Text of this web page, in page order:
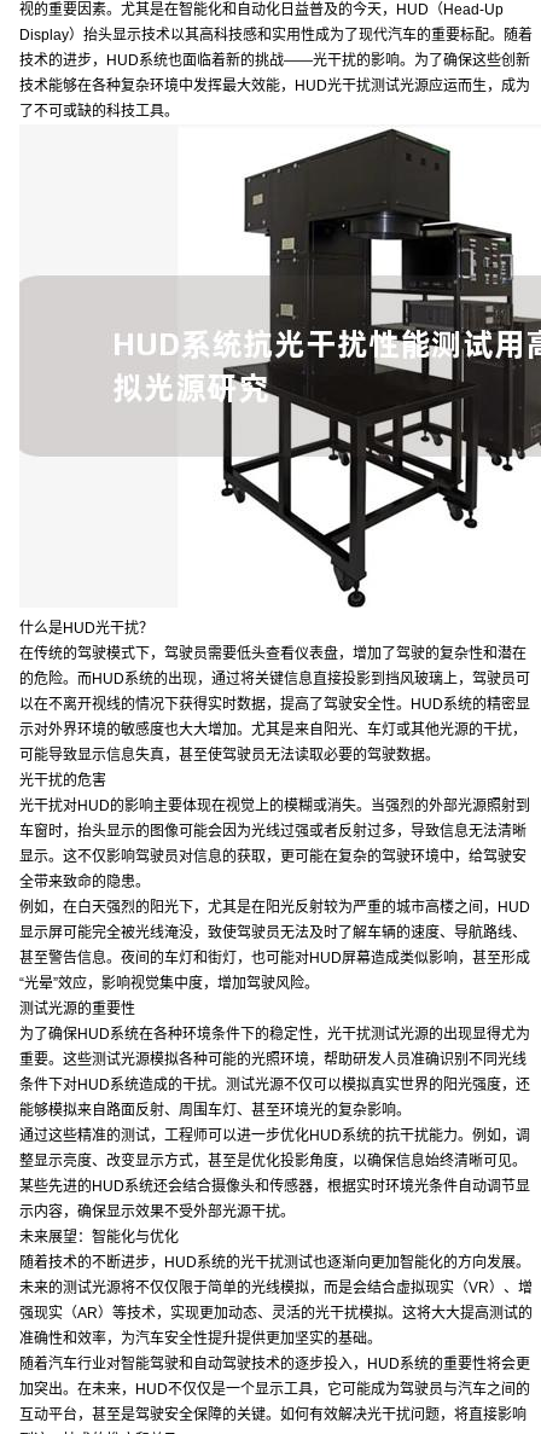
视的重要因素。尤其是在智能化和自动化日益普及的今天，HUD（Head-Up
Display）抬头显示技术以其高科技感和实用性成为了现代汽车的重要标配。随着
技术的进步，HUD系统也面临着新的挑战——光干扰的影响。为了确保这些创新
技术能够在各种复杂环境中发挥最大效能，HUD光干扰测试光源应运而生，成为
了不可或缺的科技工具。
什么是HUD光干扰？
在传统的驾驶模式下，驾驶员需要低头查看仪表盘，增加了驾驶的复杂性和潜在
的危险。而HUD系统的出现，通过将关键信息直接投影到挡风玻璃上，驾驶员可
以在不离开视线的情况下获得实时数据，提高了驾驶安全性。HUD系统的精密显
示对外界环境的敏感度也大大增加。尤其是来自阳光、车灯或其他光源的干扰，
可能导致显示信息失真，甚至使驾驶员无法读取必要的驾驶数据。
光干扰的危害
光干扰对HUD的影响主要体现在视觉上的模糊或消失。当强烈的外部光源照射到
车窗时，抬头显示的图像可能会因为光线过强或者反射过多，导致信息无法清晰
显示。这不仅影响驾驶员对信息的获取，更可能在复杂的驾驶环境中，给驾驶安
全带来致命的隐患。
例如，在白天强烈的阳光下，尤其是在阳光反射较为严重的城市高楼之间，HUD
显示屏可能完全被光线淹没，致使驾驶员无法及时了解车辆的速度、导航路线、
甚至警告信息。夜间的车灯和街灯，也可能对HUD屏幕造成类似影响，甚至形成
“光晕”效应，影响视觉集中度，增加驾驶风险。
测试光源的重要性
为了确保HUD系统在各种环境条件下的稳定性，光干扰测试光源的出现显得尤为
重要。这些测试光源模拟各种可能的光照环境，帮助研发人员准确识别不同光线
条件下对HUD系统造成的干扰。测试光源不仅可以模拟真实世界的阳光强度，还
能够模拟来自路面反射、周围车灯、甚至环境光的复杂影响。
通过这些精准的测试，工程师可以进一步优化HUD系统的抗干扰能力。例如，调
整显示亮度、改变显示方式，甚至是优化投影角度，以确保信息始终清晰可见。
某些先进的HUD系统还会结合摄像头和传感器，根据实时环境光条件自动调节显
示内容，确保显示效果不受外部光源干扰。
未来展望：智能化与优化
随着技术的不断进步，HUD系统的光干扰测试也逐渐向更加智能化的方向发展。
未来的测试光源将不仅仅限于简单的光线模拟，而是会结合虚拟现实（VR）、增
强现实（AR）等技术，实现更加动态、灵活的光干扰模拟。这将大大提高测试的
准确性和效率，为汽车安全性提升提供更加坚实的基础。
随着汽车行业对智能驾驶和自动驾驶技术的逐步投入，HUD系统的重要性将会更
加突出。在未来，HUD不仅仅是一个显示工具，它可能成为驾驶员与汽车之间的
互动平台，甚至是驾驶安全保障的关键。如何有效解决光干扰问题，将直接影响